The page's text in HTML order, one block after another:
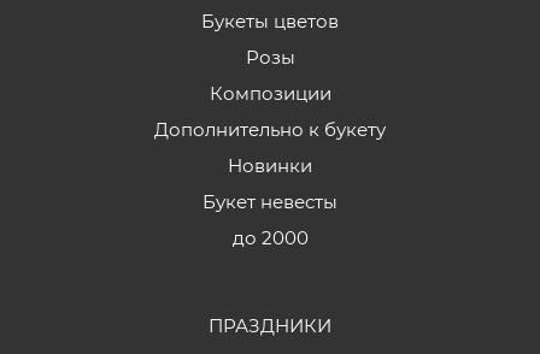
Букеты цветов
Розы
Композиции
Дополнительно к букету
Новинки
Букет невесты
до 2000
ПРАЗДНИКИ